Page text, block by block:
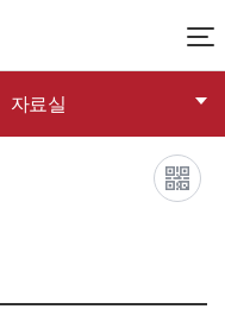
자료실